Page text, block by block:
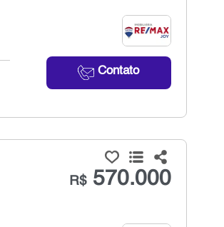
Contato
R$570.000